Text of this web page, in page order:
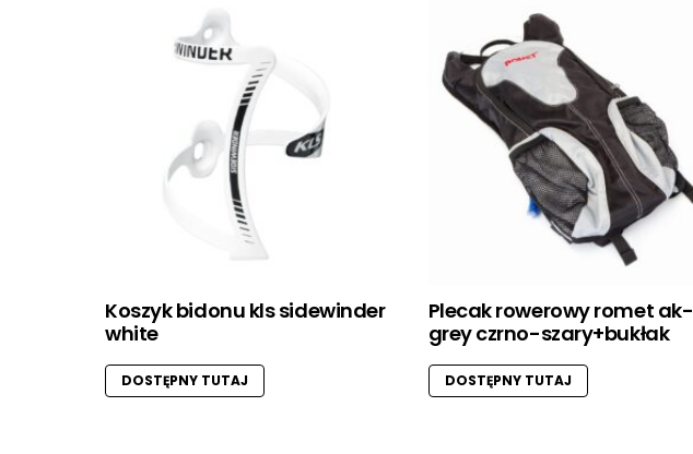
Koszyk bidonu kls sidewinder
white
DOSTĘPNY TUTAJ
Plecak rowerowy romet ak-
grey czrno-szary+bukłak
DOSTĘPNY TUTAJ